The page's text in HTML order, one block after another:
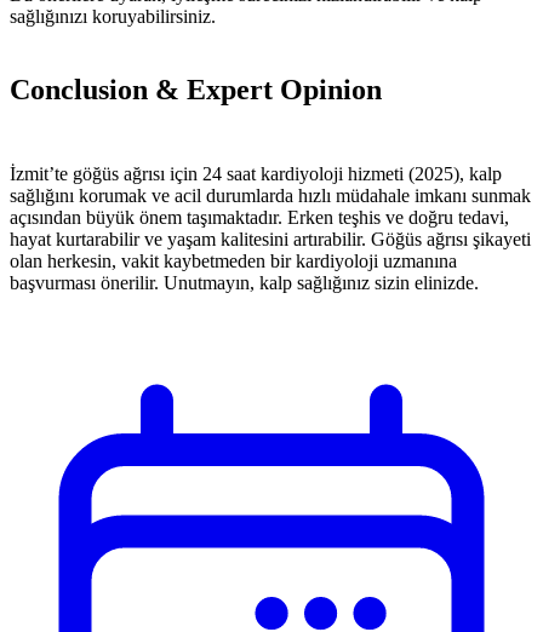
sağlığınızı koruyabilirsiniz.
Conclusion & Expert Opinion
İzmit’te göğüs ağrısı için 24 saat kardiyoloji hizmeti (2025), kalp
sağlığını korumak ve acil durumlarda hızlı müdahale imkanı sunmak
açısından büyük önem taşımaktadır. Erken teşhis ve doğru tedavi,
hayat kurtarabilir ve yaşam kalitesini artırabilir. Göğüs ağrısı şikayeti
olan herkesin, vakit kaybetmeden bir kardiyoloji uzmanına
başvurması önerilir. Unutmayın, kalp sağlığınız sizin elinizde.